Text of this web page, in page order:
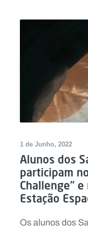
1 de Junho, 2022
Alunos dos
participam
Challenge”
Estação
Os alunos dos